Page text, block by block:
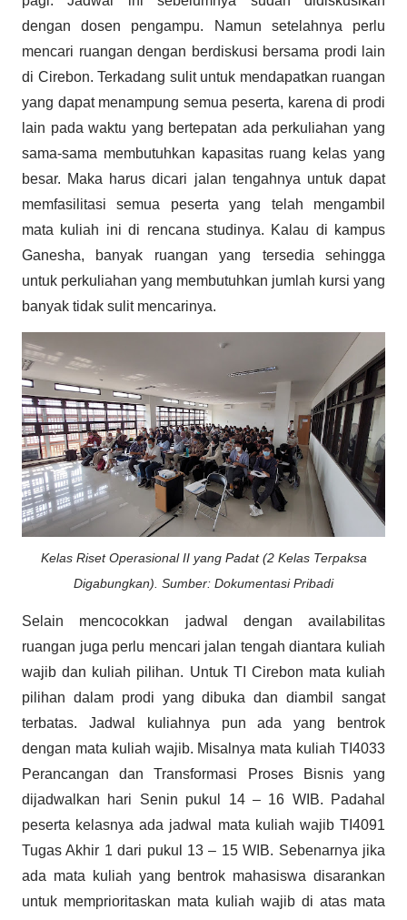
dengan dosen pengampu. Namun setelahnya perlu
mencari ruangan dengan berdiskusi bersama prodi lain
di Cirebon. Terkadang sulit untuk mendapatkan ruangan
yang dapat menampung semua peserta, karena di prodi
lain pada waktu yang bertepatan ada perkuliahan yang
sama-sama membutuhkan kapasitas ruang kelas yang
besar. Maka harus dicari jalan tengahnya untuk dapat
memfasilitasi semua peserta yang telah mengambil
mata kuliah ini di rencana studinya. Kalau di kampus
Ganesha, banyak ruangan yang tersedia sehingga
untuk perkuliahan yang membutuhkan jumlah kursi yang
banyak tidak sulit mencarinya.
Kelas Riset Operasional II yang Padat (2 Kelas Terpaksa
Digabungkan). Sumber: Dokumentasi Pribadi
Selain mencocokkan jadwal dengan availabilitas
ruangan juga perlu mencari jalan tengah diantara kuliah
wajib dan kuliah pilihan. Untuk TI Cirebon mata kuliah
pilihan dalam prodi yang dibuka dan diambil sangat
terbatas. Jadwal kuliahnya pun ada yang bentrok
dengan mata kuliah wajib. Misalnya mata kuliah TI4033
Perancangan dan Transformasi Proses Bisnis yang
dijadwalkan hari Senin pukul 14 – 16 WIB. Padahal
peserta kelasnya ada jadwal mata kuliah wajib TI4091
Tugas Akhir 1 dari pukul 13 – 15 WIB. Sebenarnya jika
ada mata kuliah yang bentrok mahasiswa disarankan
untuk memprioritaskan mata kuliah wajib di atas mata